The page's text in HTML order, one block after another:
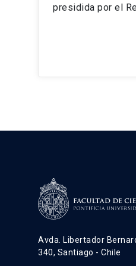
presidida por el
Avda. Libertador
340, Santiago - Chile